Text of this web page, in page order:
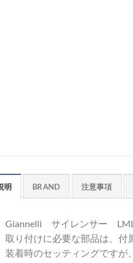
明 BRAND 注意事項
Giannelli サイレンサー
取り付けに必要な部品は、付
装着時のセッティングですが